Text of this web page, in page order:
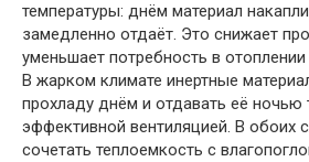
температуры: днём материал
замедленно отдаёт. Это снижает
уменьшает потребность в
В жарком климате инертные
прохладу днём и отдавать её ночью
эффективной вентиляцией. В обоих
сочетать теплоемкость с